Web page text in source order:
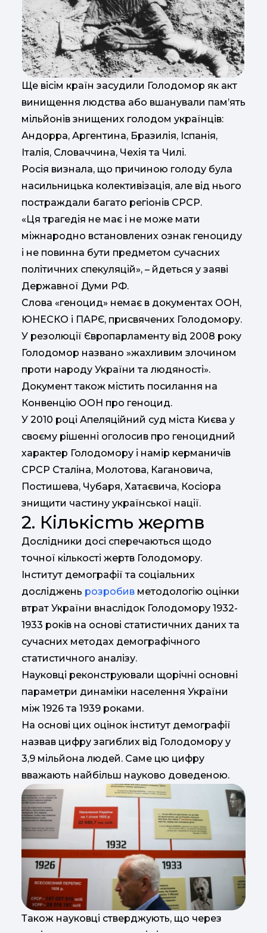
Ще вісім країн засудили Голодомор як акт
винищення людства або вшанували пам’ять
мільйонів знищених голодом українців:
Андорра, Аргентина, Бразилія, Іспанія,
Італія, Словаччина, Чехія та Чилі.
Росія визнала, що причиною голоду була
насильницька колективізація, але від нього
постраждали багато регіонів СРСР.
«Ця трагедія не має і не може мати
міжнародно встановлених ознак геноциду
і не повинна бути предметом сучасних
політичних спекуляцій», – йдеться у заяві
Державної Думи РФ.
Слова «геноцид» немає в документах ООН,
ЮНЕСКО і ПАРЄ, присвячених Голодомору.
У резолюції Європарламенту від 2008 року
Голодомор названо »жахливим злочином
проти народу України та людяності».
Документ також містить посилання на
Конвенцію ООН про геноцид.
У 2010 році Апеляційний суд міста Києва у
своєму рішенні оголосив про геноцидний
характер Голодомору і намір керманичів
СРСР Сталіна, Молотова, Кагановича,
Постишева, Чубаря, Хатаєвича, Косіора
знищити частину української нації.
2. Кількість жертв
Дослідники досі сперечаються щодо
точної кількості жертв Голодомору.
Інститут демографії та соціальних
досліджень розробив методологію оцінки
втрат України внаслідок Голодомору 1932-
1933 років на основі статистичних даних та
сучасних методах демографічного
статистичного аналізу.
Науковці реконструювали щорічні основні
параметри динаміки населення України
між 1926 та 1939 роками.
На основі цих оцінок інститут демографії
назвав цифру загиблих від Голодомору у
3,9 мільйона людей. Саме цю цифру
вважають найбільш науково доведеною.
Також науковці стверджують, що через